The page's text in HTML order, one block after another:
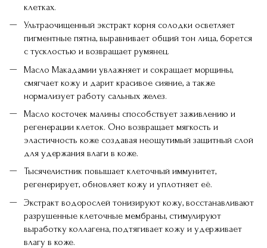
клетках.
Ультраочищенный экстракт корня солодки осветляет
пигментные пятна, выравнивает общий тон лица, борется
с тусклостью и возвращает румянец.
Масло Макадамии увлажняет и сокращает морщины,
смягчает кожу и дарит красивое сияние, а также
нормализует работу сальных желез.
Масло косточек малины способствует заживлению и
регенерации клеток. Оно возвращает мягкость и
эластичность коже создавая неощутимый защитный слой
для удержания влаги в коже.
Тысячелистник повышает клеточный иммунитет,
регенерирует, обновляет кожу и уплотняет её.
Экстракт водорослей тонизируют кожу, восстанавливают
разрушенные клеточные мембраны, стимулируют
выработку коллагена, подтягивает кожу и удерживает
влагу в коже.